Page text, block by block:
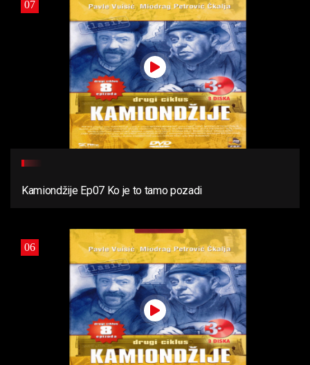
07
Kamiondžije Ep07 Ko je to tamo pozadi
06